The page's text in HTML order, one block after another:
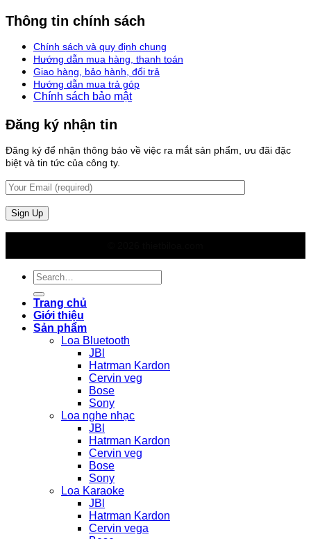
Thông tin chính sách
Chính sách và quy định chung
Hướng dẫn mua hàng, thanh toán
Giao hàng, bảo hành, đổi trả
Hướng dẫn mua trả góp
Chính sách bảo mật
Đăng ký nhận tin
Đăng ký để nhận thông báo về việc ra mắt sản phẩm, ưu đãi đặc
biệt và tin tức của công ty.
Search
for:
Trang chủ
Giới thiệu
Sản phẩm
Loa Bluetooth
JBl
Hatrman Kardon
Cervin veg
Bose
Sony
Loa nghe nhạc
JBl
Hatrman Kardon
Cervin veg
Bose
Sony
Loa Karaoke
JBl
Hatrman Kardon
Cervin vega